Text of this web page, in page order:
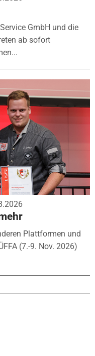
GmbH und die
ab sofort
Plattformen und
(7.-9. Nov. 2026)